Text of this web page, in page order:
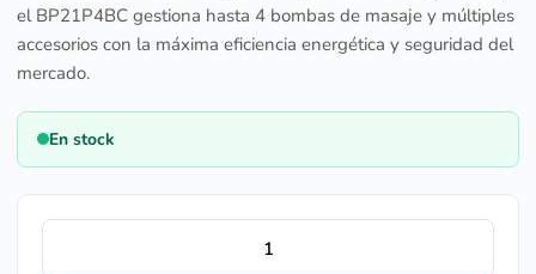
el BP21P4BC gestiona hasta 4 bombas de masaje y múltiples
accesorios con la máxima eficiencia energética y seguridad del
mercado.
En stock